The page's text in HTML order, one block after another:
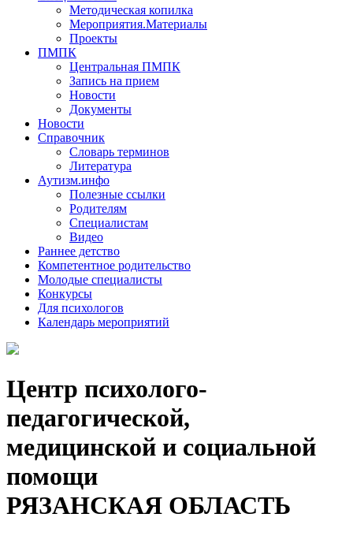
Методическая копилка
Мероприятия.Материалы
Проекты
ПМПК
Центральная ПМПК
Запись на прием
Новости
Документы
Новости
Справочник
Словарь терминов
Литература
Аутизм.инфо
Полезные ссылки
Родителям
Специалистам
Видео
Раннее детство
Компетентное родительство
Молодые специалисты
Конкурсы
Для психологов
Календарь мероприятий
Центр психолого-
педагогической,
медицинской и социальной
помощи
РЯЗАНСКАЯ ОБЛАСТЬ